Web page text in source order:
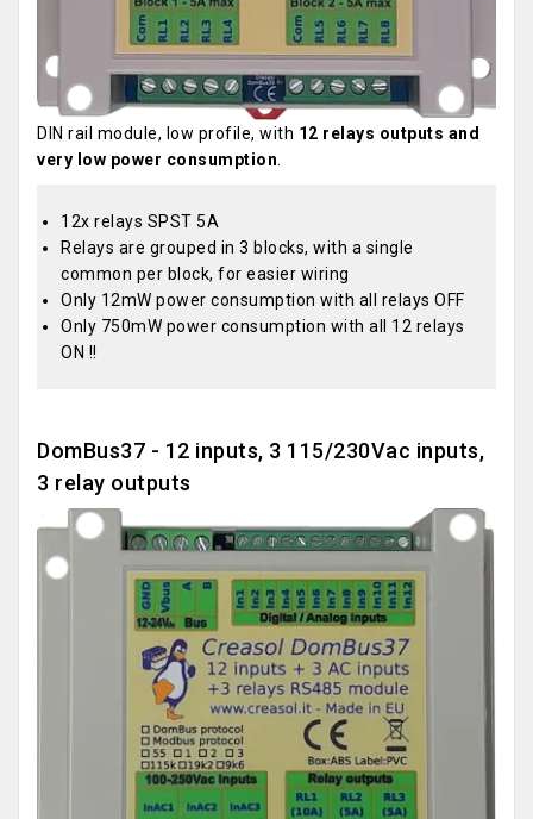
DIN rail module, low profile, with 12 relays outputs and
very low power consumption.
12x relays SPST 5A
Relays are grouped in 3 blocks, with a single
common per block, for easier wiring
Only 12mW power consumption with all relays OFF
Only 750mW power consumption with all 12 relays
ON !!
DomBus37 - 12 inputs, 3 115/230Vac inputs,
3 relay outputs